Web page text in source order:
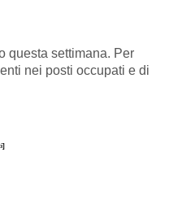
questa settimana. Per
nei posti occupati e di